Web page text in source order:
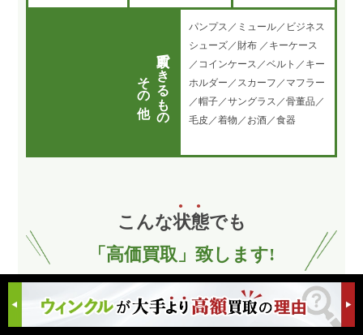
買取できるもの
その他
パンプス／ミュール／ビジネス
シューズ／財布 ／キーケース
／コインケース／ベルト／キー
ホルダー／スカーフ／マフラー
／帽子／サングラス／骨董品／
毛皮／着物／お酒／食器
こんな状態でも
「高価買取」致します!